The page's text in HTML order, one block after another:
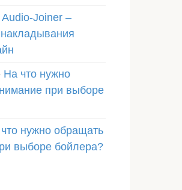
Audio-Joiner –
На что нужно
при выборе
нужно обращать
выборе бойлера?